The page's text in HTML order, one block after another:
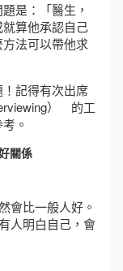
是：「醫生，
算他承認自己
法可以帶他求
記得有次出席
） 的工
。
關係
會比一般人好。
人明白自己，會